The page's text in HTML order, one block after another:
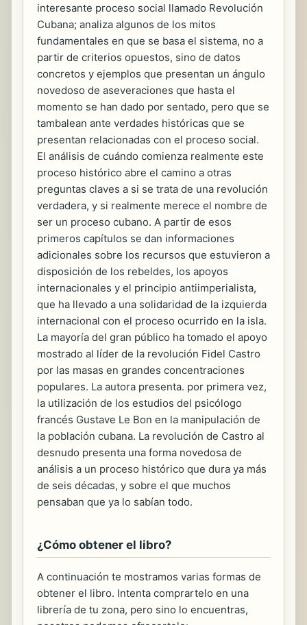
interesante proceso social llamado Revolución
Cubana; analiza algunos de los mitos
fundamentales en que se basa el sistema, no a
partir de criterios opuestos, sino de datos
concretos y ejemplos que presentan un ángulo
novedoso de aseveraciones que hasta el
momento se han dado por sentado, pero que se
tambalean ante verdades históricas que se
presentan relacionadas con el proceso social.
El análisis de cuándo comienza realmente este
proceso histórico abre el camino a otras
preguntas claves a si se trata de una revolución
verdadera, y si realmente merece el nombre de
ser un proceso cubano. A partir de esos
primeros capítulos se dan informaciones
adicionales sobre los recursos que estuvieron a
disposición de los rebeldes, los apoyos
internacionales y el principio antiimperialista,
que ha llevado a una solidaridad de la izquierda
internacional con el proceso ocurrido en la isla.
La mayoría del gran público ha tomado el apoyo
mostrado al líder de la revolución Fidel Castro
por las masas en grandes concentraciones
populares. La autora presenta. por primera vez,
la utilización de los estudios del psicólogo
francés Gustave Le Bon en la manipulación de
la población cubana. La revolución de Castro al
desnudo presenta una forma novedosa de
análisis a un proceso histórico que dura ya más
de seis décadas, y sobre el que muchos
pensaban que ya lo sabían todo.
¿Cómo obtener el libro?
A continuación te mostramos varias formas de
obtener el libro. Intenta comprartelo en una
librería de tu zona, pero sino lo encuentras,